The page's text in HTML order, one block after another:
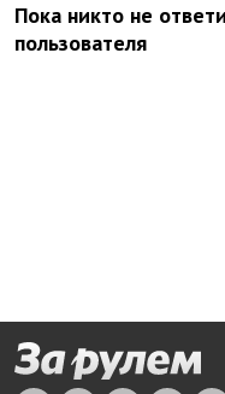
Пока никто не
пользователя